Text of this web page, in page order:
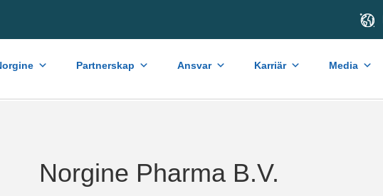
Partnerskap Ansvar Karriär Media
Norgine Pharma B.V.